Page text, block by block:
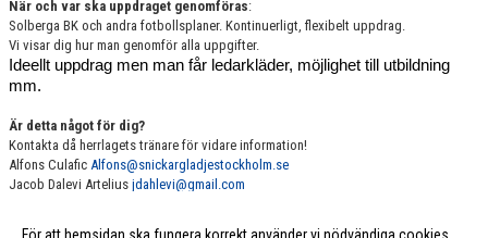
När och var ska uppdraget genomföras:
Solberga BK och andra fotbollsplaner. Kontinuerligt, flexibelt uppdrag.
Vi visar dig hur man genomför alla uppgifter.
Ideellt uppdrag men man får ledarkläder, möjlighet till utbildning
mm.
Är detta något för dig?
Kontakta då herrlagets tränare för vidare information!
Alfons Culafic Alfons@snickargladjestockholm.se
Jacob Dalevi Artelius jdahlevi@gmail.com